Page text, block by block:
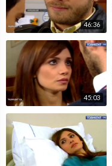
46:36
45:03